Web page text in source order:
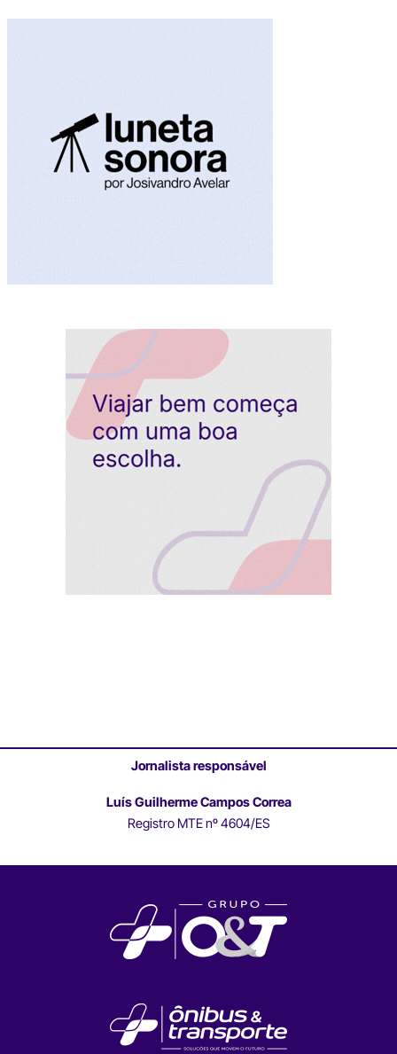
Jornalista responsável
Luís Guilherme Campos Correa
Registro MTE nº 4604/ES